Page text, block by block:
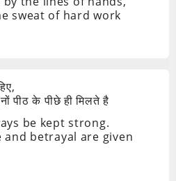
sweat of hard work
पीठ के पीछे ही मिलते है
be kept strong.
and betrayal are given